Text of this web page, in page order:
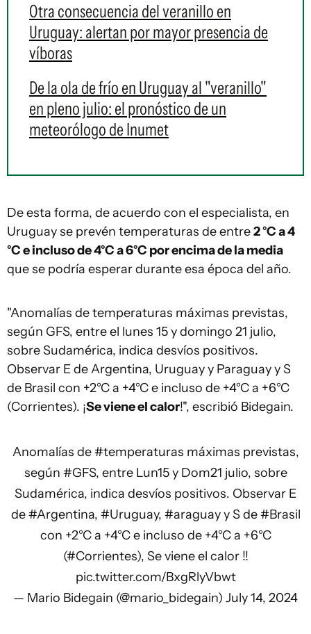
Otra consecuencia del veranillo en
Uruguay: alertan por mayor presencia de
víboras
De la ola de frío en Uruguay al "veranillo"
en pleno julio: el pronóstico de un
meteorólogo de Inumet
De esta forma, de acuerdo con el especialista, en
Uruguay se prevén temperaturas de entre2 °C a 4
°C e incluso de 4°C a 6°C por encima de la media
que se podría esperar durante esa época del año.
"Anomalías de temperaturas máximas previstas,
según GFS, entre el lunes 15 y domingo 21 julio,
sobre Sudamérica, indica desvíos positivos.
Observar E de Argentina, Uruguay y Paraguay y S
de Brasil con +2°C a +4°C e incluso de +4°C a +6°C
(Corrientes). ¡Se viene el calor!", escribió Bidegain.
Anomalías de#temperaturas máximas previstas,
según #GFS, entre Lun15 y Dom21 julio, sobre
Sudamérica, indica desvíos positivos. Observar E
de#Argentina, #Uruguay, #araguayy S de#Brasil
con +2°C a +4°C e incluso de +4°C a +6°C
(#Corrientes), Se viene el calor !!
pic.twitter.com/BxgRlyVbwt
— Mario Bidegain (@mario_bidegain) July 14, 2024